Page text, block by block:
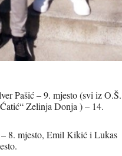
Pašić – 9. mjesto (svi iz O.Š.
Zelinja Donja ) – 14.
8. mjesto, Emil Kikić i Lukas